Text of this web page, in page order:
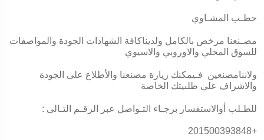
حطـب المشـاوي
مصـنعنا مرخص بالكامل ولديناكافة الشهادات الجودة والمواصفات
للسوق المحلي والاوروبي والاسيوي
ولاننامصنعين فـيمكنك زيارة مصنعنا والأطلاع على الجودة
والاشراف علي طلبيتك الخاصة
للطـلب أوالاستفسار برجـاء التـواصل عبر الرقـم التـالى :
+201500393848